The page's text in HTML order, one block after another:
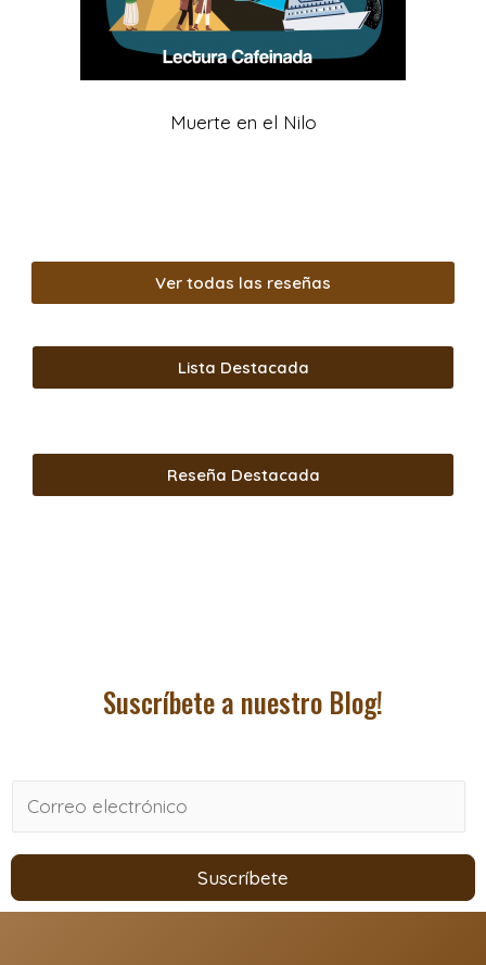
Muerte en el Nilo
Ver todas las reseñas
Lista Destacada
Reseña Destacada
Suscríbete a nuestro Blog!
m
a
i
Suscríbete